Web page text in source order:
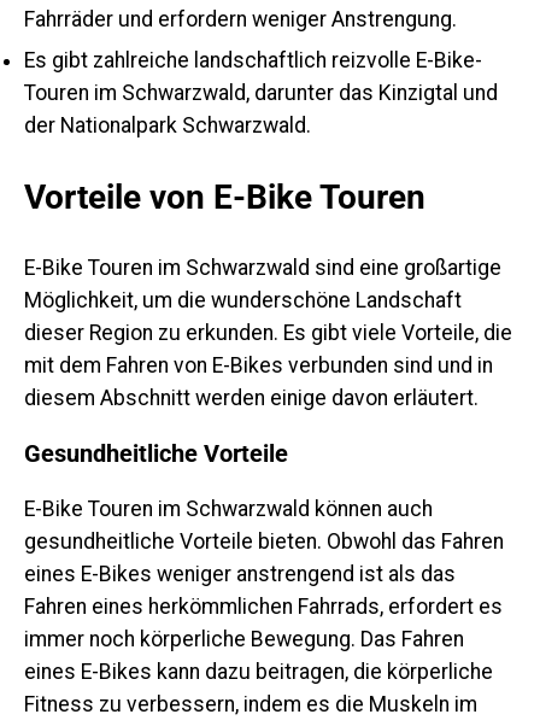
Fahrräder und erfordern weniger Anstrengung.
Es gibt zahlreiche landschaftlich reizvolle E-Bike-
Touren im Schwarzwald, darunter das Kinzigtal und
der Nationalpark Schwarzwald.
Vorteile von E-Bike Touren
E-Bike Touren im Schwarzwald sind eine großartige
Möglichkeit, um die wunderschöne Landschaft
dieser Region zu erkunden. Es gibt viele Vorteile, die
mit dem Fahren von E-Bikes verbunden sind und in
diesem Abschnitt werden einige davon erläutert.
Gesundheitliche Vorteile
E-Bike Touren im Schwarzwald können auch
gesundheitliche Vorteile bieten. Obwohl das Fahren
eines E-Bikes weniger anstrengend ist als das
Fahren eines herkömmlichen Fahrrads, erfordert es
immer noch körperliche Bewegung. Das Fahren
eines E-Bikes kann dazu beitragen, die körperliche
Fitness zu verbessern, indem es die Muskeln im